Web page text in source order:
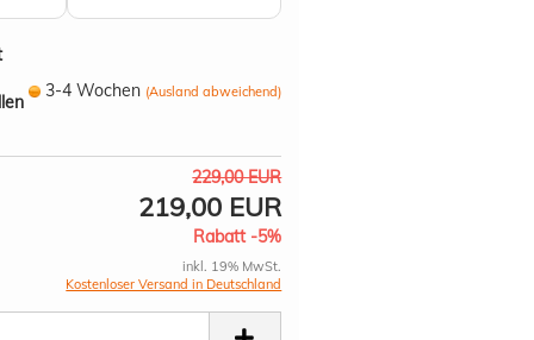
3-4 Wochen (Ausland abweichend)
229,00 EUR
219,00 EUR
Rabatt -5%
inkl. 19% MwSt.
Kostenloser Versand in Deutschland